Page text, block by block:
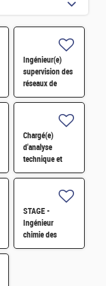
Ingénieur(e)
supervision des
réseaux de
surveillance H/F
Chargé(e)
d'analyse
technique et
financière des
maintenance
électromécanique
H/F
STAGE -
Ingénieur
chimie des
matériaux -